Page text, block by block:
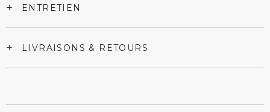
+ ENTRETIEN
+ LIVRAISONS & RETOURS